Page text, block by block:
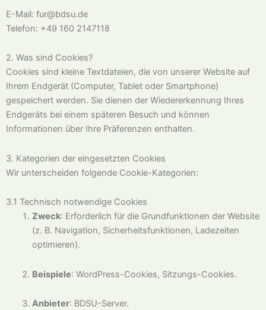
E-Mail: fur@bdsu.de
Telefon: +49 160 2147118
2. Was sind Cookies?
Cookies sind kleine Textdateien, die von unserer Website auf
Ihrem Endgerät (Computer, Tablet oder Smartphone)
gespeichert werden. Sie dienen der Wiedererkennung Ihres
Endgeräts bei einem späteren Besuch und können
Informationen über Ihre Präferenzen enthalten.
3. Kategorien der eingesetzten Cookies
Wir unterscheiden folgende Cookie-Kategorien:
3.1 Technisch notwendige Cookies
Zweck: Erforderlich für die Grundfunktionen der Website
(z. B. Navigation, Sicherheitsfunktionen, Ladezeiten
optimieren).
Beispiele: WordPress-Cookies, Sitzungs-Cookies.
Anbieter: BDSU-Server.